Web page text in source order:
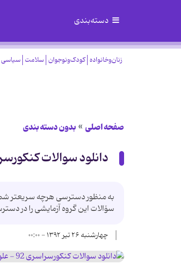
دسته‌بندی
زنان‌وخانواده کودک‌ونوجوان سلامت سیاسی
صفحه اصلی بدون دسته بندی
دانلود سوالات کنکورسراسری 92 -
به منظور دسترسی هرچه سریعتر شما
سۆالات این گروه آزمایشی را در
چهارشنبه ۲۶ تیر ۱۳۹۲ - ۰۰:۰۰